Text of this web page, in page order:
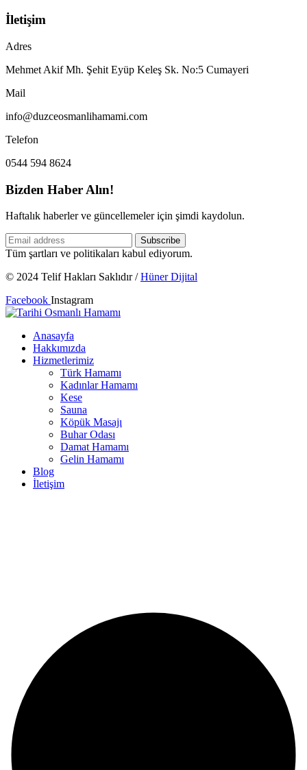
İletişim
Adres
Mehmet Akif Mh. Şehit Eyüp Keleş Sk. No:5 Cumayeri
Mail
info@duzceosmanlihamami.com
Telefon
0544 594 8624
Bizden Haber Alın!
Haftalık haberler ve güncellemeler için şimdi kaydolun.
Tüm şartları ve politikaları kabul ediyorum.
© 2024 Telif Hakları Saklıdır /Hüner Dijital
Facebook Instagram
Anasayfa
Hakkımızda
Hizmetlerimiz
Türk Hamamı
Kadınlar Hamamı
Kese
Sauna
Köpük Masajı
Buhar Odası
Damat Hamamı
Gelin Hamamı
Blog
İletişim